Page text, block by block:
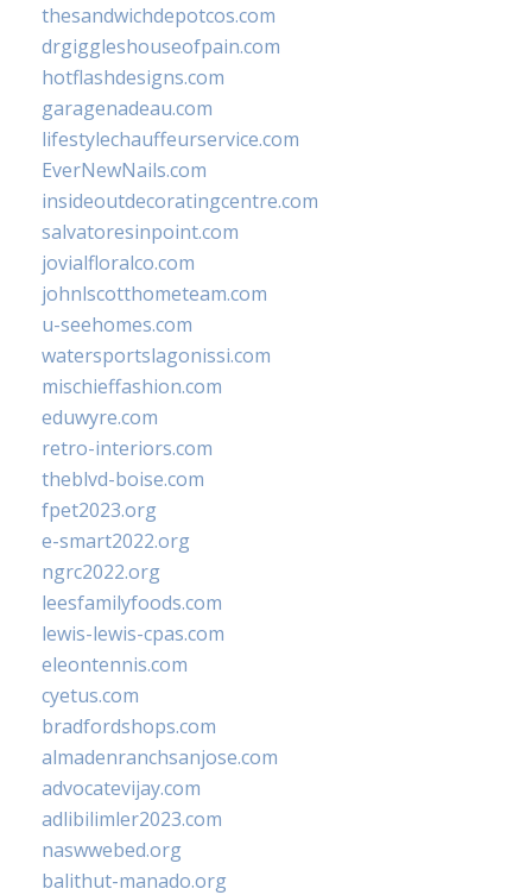
thesandwichdepotcos.com
drgiggleshouseofpain.com
hotflashdesigns.com
garagenadeau.com
lifestylechauffeurservice.com
EverNewNails.com
insideoutdecoratingcentre.com
salvatoresinpoint.com
jovialfloralco.com
johnlscotthometeam.com
u-seehomes.com
watersportslagonissi.com
mischieffashion.com
eduwyre.com
retro-interiors.com
theblvd-boise.com
fpet2023.org
e-smart2022.org
ngrc2022.org
leesfamilyfoods.com
lewis-lewis-cpas.com
eleontennis.com
cyetus.com
bradfordshops.com
almadenranchsanjose.com
advocatevijay.com
adlibilimler2023.com
naswwebed.org
balithut-manado.org